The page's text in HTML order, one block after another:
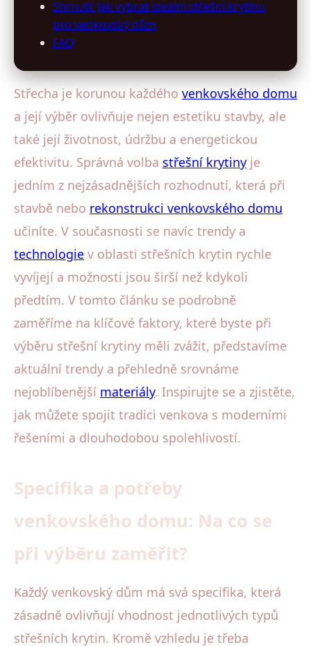
Shrnutí: Jak vybrat ideální střešní krytinu
pro venkovský dům
FAQ
Střecha je korunou každého venkovského domu
a její výběr ovlivňuje nejen estetiku stavby, ale
také její životnost, údržbu a energetickou
efektivitu. Správná volba střešní krytiny je
jedním z nejzásadnějších rozhodnutí, která při
stavbě nebo rekonstrukci venkovského domu
učiníte. V současnosti se navíc trendy a
technologie v oblasti střešních krytin rychle
vyvíjejí a možnosti jsou širší než kdykoli
předtím. V tomto článku se podrobně
zaměříme na klíčové faktory, které byste při
výběru střešní krytiny měli zvážit, představíme
aktuální trendy a přehledně srovnáme
nejoblíbenější materiály. Inspirujte se a zjistěte,
jak můžete spojit tradici venkova s moderními
řešeními a dlouhodobou spolehlivostí.
Specifika a potřeby
venkovského domu: Na co se
při výběru zaměřit?
Každý venkovský dům má svá specifika, která
zásadně ovlivňují vhodnost jednotlivých typů
střešních krytin. Kromě vzhledu je třeba